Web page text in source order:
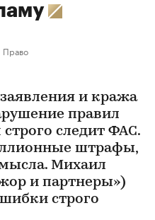
Право
и кража
правил
следит ФАС.
штрафы,
Михаил
и партнеры»)
строго